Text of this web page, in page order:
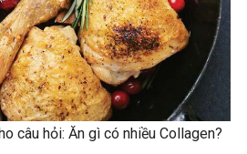
câu hỏi: Ăn gì có nhiều Collagen?